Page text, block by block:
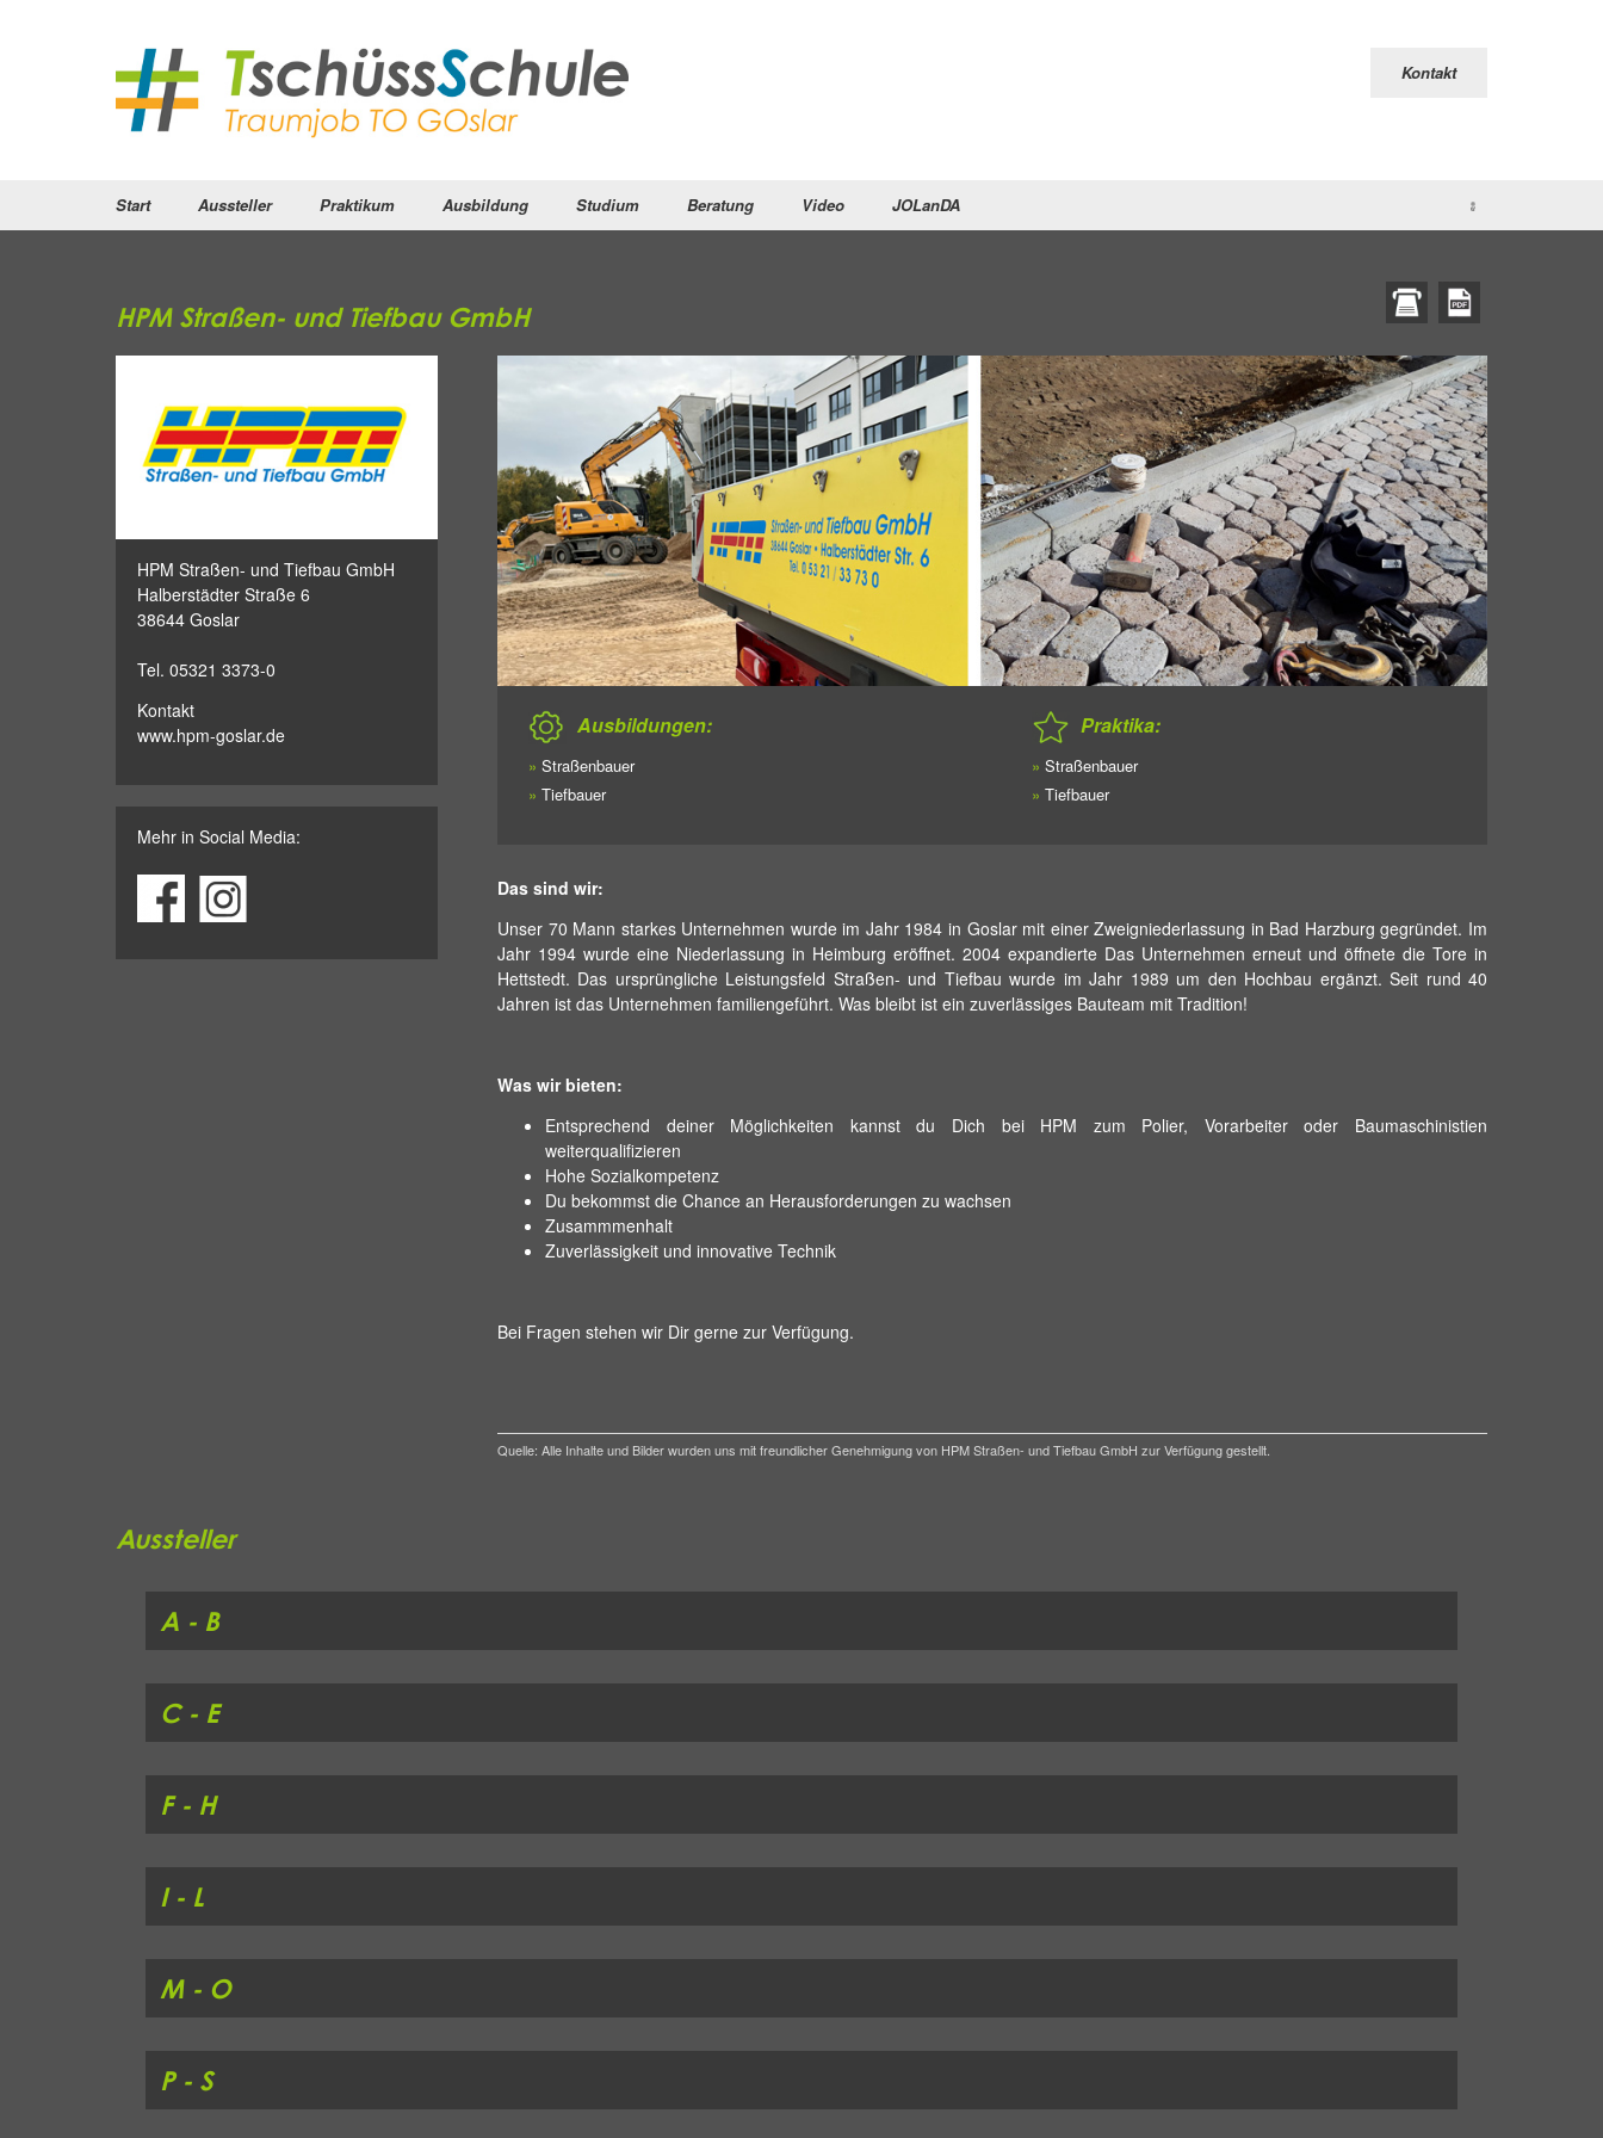
Kontakt
Start Aussteller Praktikum Ausbildung Studium Beratung Video JOLanDA
HPM Straßen- und Tiefbau GmbH
HPM Straßen- und Tiefbau GmbH
Halberstädter Straße 6
38644 Goslar
Tel. 05321 3373-0
Kontakt
www.hpm-goslar.de
Mehr in Social Media:
Ausbildungen:
» Straßenbauer
» Tiefbauer
Praktika:
» Straßenbauer
» Tiefbauer
Das sind wir:
Unser 70 Mann starkes Unternehmen wurde im Jahr 1984 in Goslar mit einer Zweigniederlassung in Bad Harzburg gegründet. Im
Jahr 1994 wurde eine Niederlassung in Heimburg eröffnet. 2004 expandierte Das Unternehmen erneut und öffnete die Tore in
Hettstedt. Das ursprüngliche Leistungsfeld Straßen- und Tiefbau wurde im Jahr 1989 um den Hochbau ergänzt. Seit rund 40
Jahren ist das Unternehmen familiengeführt. Was bleibt ist ein zuverlässiges Bauteam mit Tradition!
Was wir bieten:
Entsprechend deiner Möglichkeiten kannst du Dich bei HPM zum Polier, Vorarbeiter oder Baumaschinistien
weiterqualifizieren
Hohe Sozialkompetenz
Du bekommst die Chance an Herausforderungen zu wachsen
Zusammmenhalt
Zuverlässigkeit und innovative Technik
Bei Fragen stehen wir Dir gerne zur Verfügung.
Quelle: Alle Inhalte und Bilder wurden uns mit freundlicher Genehmigung von HPM Straßen- und Tiefbau GmbH zur Verfügung gestellt.
Aussteller
A - B
C - E
F - H
I - L
M - O
P - S